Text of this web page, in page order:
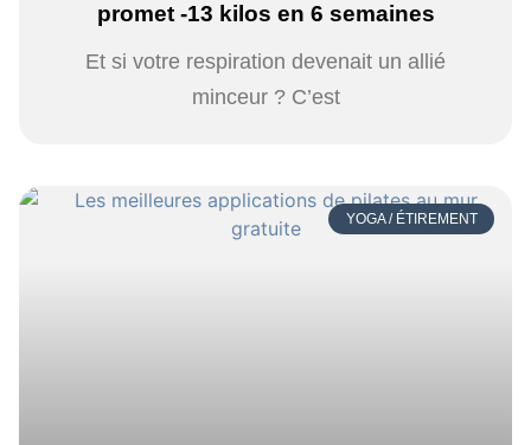
promet -13 kilos en 6 semaines
Et si votre respiration devenait un allié
minceur ? C’est
YOGA / ÉTIREMENT